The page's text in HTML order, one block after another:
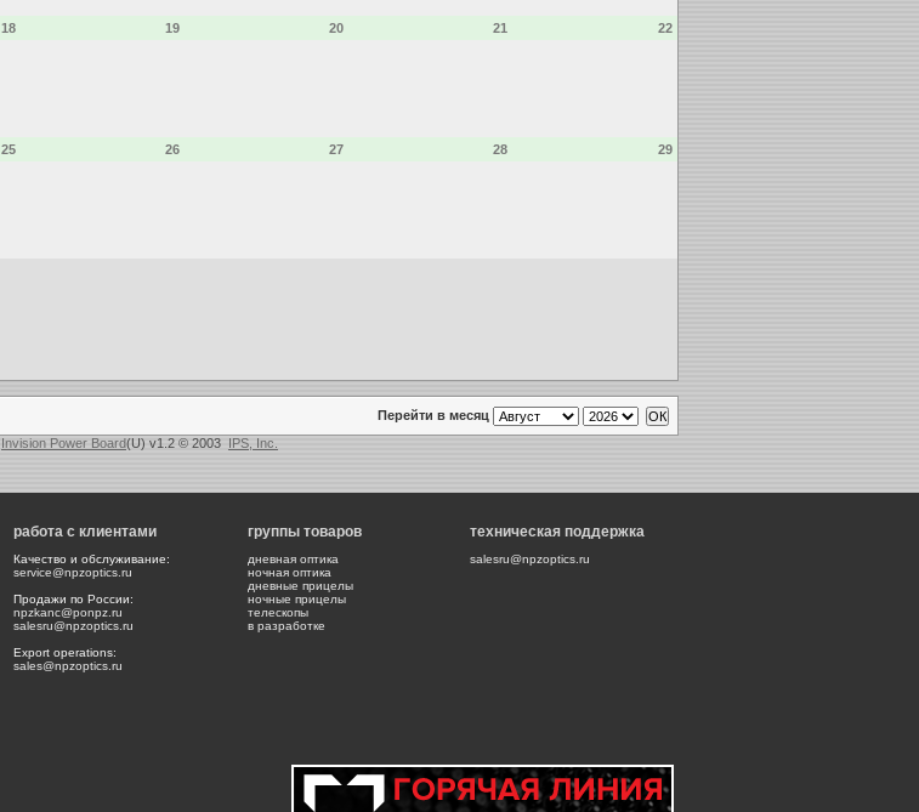
18 19 20 21 22
25 26 27 28 29
Перейти в месяц
Invision Power Board(U) v1.2 © 2003 IPS, Inc.
работа с клиентами
Качество и обслуживание:
service@npzoptics.ru
Продажи по России:
npzkanc@ponpz.ru
salesru@npzoptics.ru
Export operations:
sales@npzoptics.ru
группы товаров
дневная оптика
ночная оптика
дневные прицелы
ночные прицелы
телескопы
в разработке
техническая поддержка
salesru@npzoptics.ru